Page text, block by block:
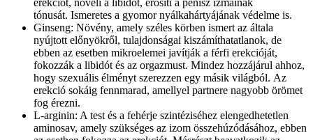
erekciót, növeli a libidót, erősíti a pénisz izmainak
tónusát. Ismeretes a gyomor nyálkahártyájának védelme is.
Ginseng: Növény, amely széles körben ismert az általa
nyújtott előnyökről, tulajdonságai kiszámíthatatlanok, de
ebben az esetben mikroelemei javítják a férfi erekcióját,
fokozzák a libidót és az orgazmust. Mindez hozzájárul ahhoz,
hogy szexuális élményt szerezzen egy másik világból. Az
erekció sokáig fennmarad, amellyel partnere nagyobb örömet
fog érezni.
L-arginin: A test és a fehérje szintéziséhez elengedhetetlen
aminosav, amely szükséges az izom összehúzódásához, ebben